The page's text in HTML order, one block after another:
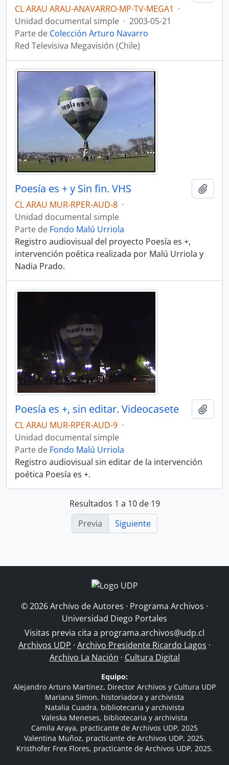
CL ARAU ARAU-ANAVARRO-MP-TV-MEGA1 ·
Unidad documental simple · 2003-05-21
Parte de Colección Arturo Navarro
Red Televisiva Megavisión (Chile)
Poesía es + y Sin fin. VHS
CL ARAU MUR-RPER-AUD-8 ·
Unidad documental simple
Parte de Fondo Malú Urriola
Registro audiovisual del proyecto Poesía es +,
intervención poética realizada por Malú Urriola y
Nadia Prado.
Poesía es +, sin editar. Videocasete
CL ARAU MUR-RPER-AUD-9 ·
Unidad documental simple
Parte de Fondo Malú Urriola
Registro audiovisual sin editar de la intervención
poética Poesía es +.
Resultados 1 a 10 de 19
Previa
Siguiente
© 2026 Archivo de Autores · Programa Archivos ·
Universidad Diego Portales
Visitas previa cita a programa.archivos@udp.cl
Archivos UDP · Archivo Presidente Ricardo Lagos ·
Archivo La Nación · Cultura Digital
Equipo:
Alejandro Arturo Martínez, Director Archivos y Cultura UDP
Mariana Simon, historiadora y archivista
Natalia Cuadra, bibliotecaria y archivista
Valeska Meneses, bibliotecaria y archivista
Camila Araya, practicante de Archivos UDP, 2025
Valentina Muñoz, practicante de Archivos UDP, 2025.
Kristhofer Frex Flores, practicante de Archivos UDP, 2025.